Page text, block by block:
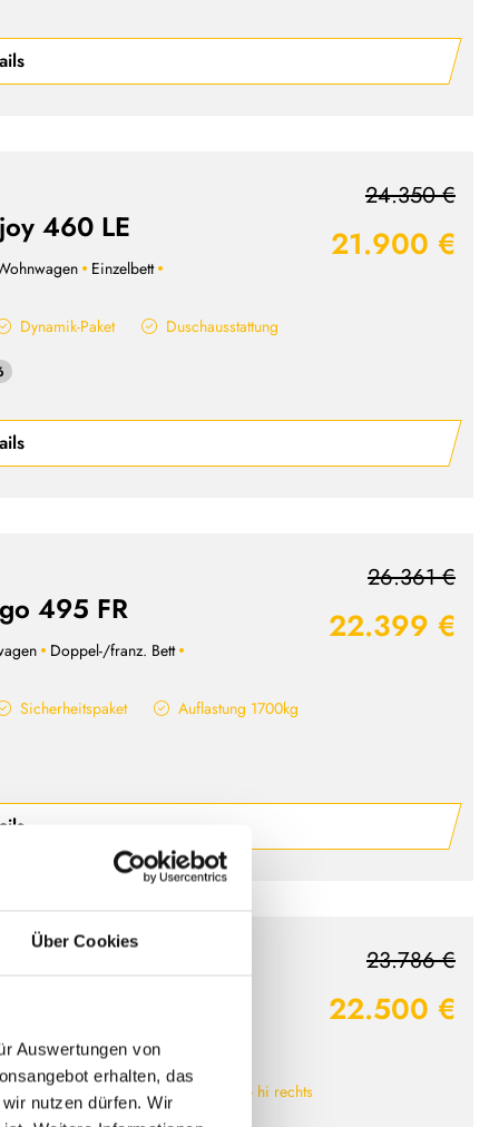
Über Cookies
Auswertungen von
erhalten, das
nutzen dürfen. Wir
460 LE
Einzelbett
21.900 €
24.350 €
Dynamik-Paket Duschausstattung
495 FR
Doppel-/franz. Bett
22.399 €
26.361 €
Sicherheitspaket Auflastung 1700kg
22.500 €
23.786 €
Active-Paket Serviceklapp hi rechts